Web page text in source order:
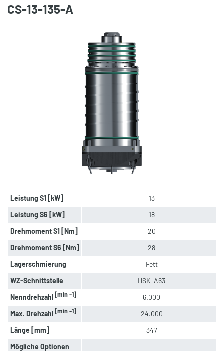
CS-13-135-A
Leistung S1 [kW]
13
Leistung S6 [kW]
18
Drehmoment S1 [Nm]
20
Drehmoment S6 [Nm]
28
Lagerschmierung
Fett
WZ-Schnittstelle
HSK-A63
Nenndrehzahl[min -1]
6.000
Max. Drehzahl[min -1]
24.000
Länge [mm]
347
Mögliche Optionen